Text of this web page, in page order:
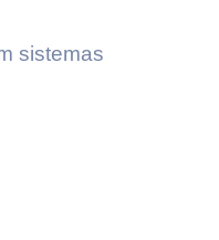
sistemas